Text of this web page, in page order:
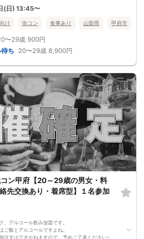
ャンセル料としてご請求いたします
ルシート！
会話がスタート！「何を話そう…」と悩むことな
ます。
るマッチングゲーム開催！
ール含む飲み放題付き！
トドリンクも豊富にご用意しています！
(日) 13:45〜
け 街コン 食事あり 山梨県 甲府市
〜29歳 900円
ち 20〜29歳 8,900円
ン甲府【20～29歳の男女・料
先交換あり・着席型】１名参加
、アルコール飲み放題です。
ご飯とアルコールですよね。
注文はできかねますので、予めご了承ください）